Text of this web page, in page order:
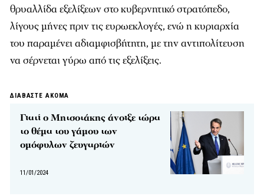
θρυαλλίδα εξελίξεων στο κυβερνητικό στρατόπεδο,
λίγους μήνες πριν τις ευρωεκλογές, ενώ η κυριαρχία
του παραμένει αδιαμφισβήτητη, με την αντιπολίτευση
να σέρνεται γύρω από τις εξελίξεις.
ΔΙΑΒΑΣΤΕ ΑΚΟΜΑ
Γιατί ο Μητσοτάκης άνοιξε τώρα
το θέμα του γάμου των
ομόφυλων ζευγαριών
11/01/2024